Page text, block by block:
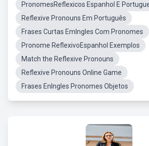
PronomesReflexicos Espanhol E
Reflexive Pronouns Em Português
Frases Curtas EmIngles Com Pronomes
Pronome ReflexivoEspanhol Exemplos
Match the Reflexive Pronouns
Reflexive Pronouns Online Game
Frases EnIngles Pronomes Objetos